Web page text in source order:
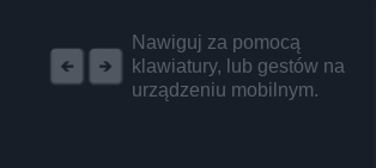
Nawiguj za pomocą
klawiatury, lub gestów na
urządzeniu mobilnym.